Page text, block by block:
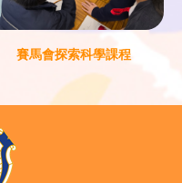
賽馬會探索科學課程